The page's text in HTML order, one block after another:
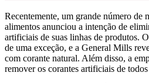
Recentemente, um grande número de
alimentos anunciou a intenção de
artificiais de suas linhas de produtos.
de uma exceção, e a General Mills
com corante natural. Além disso, a
remover os corantes artificiais de